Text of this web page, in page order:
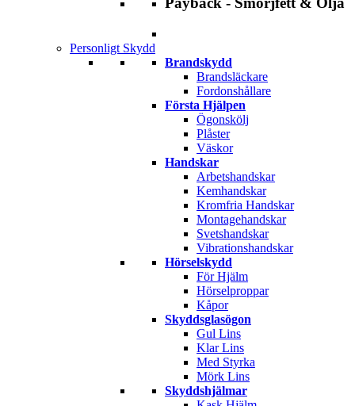
Personligt Skydd
Brandskydd
Brandsläckare
Fordonshållare
Första Hjälpen
Ögonskölj
Plåster
Väskor
Handskar
Arbetshandskar
Kemhandskar
Kromfria Handskar
Montagehandskar
Svetshandskar
Vibrationshandskar
Hörselskydd
För Hjälm
Hörselproppar
Kåpor
Skyddsglasögon
Gul Lins
Klar Lins
Med Styrka
Mörk Lins
Skyddshjälmar